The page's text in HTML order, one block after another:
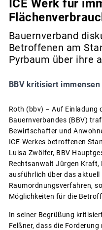
ICE Werk für
Bauernverband
Betroffenen am
Pyrbaum über ihre
BBV kritisiert
Roth (bbv) – Auf Einladung
Bauernverbandes (BBV)
Bewirtschafter und
ICE-Werkes betroffenen
Luisa Zwölfer, BBV
Rechtsanwalt Jürgen
ausführlich über das aktuell
Raumordnungsverfahren,
Möglichkeiten für die
In seiner Begrüßung
Felßner, dass die